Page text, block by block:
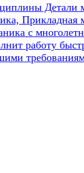
Детали
Прикладная
с
работу